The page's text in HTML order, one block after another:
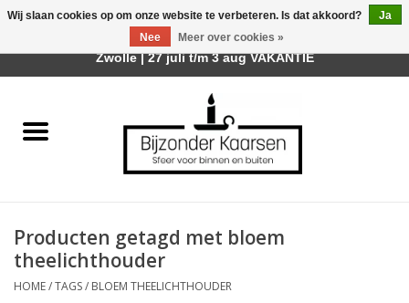
Räder Design Stories
Geurkaarsen
Tafelhaarden
Producten getagd met bloem
theelichthouder
HOME/TAGS/ BLOEM THEELICHTHOUDER
Wij slaan cookies op om onze website te verbeteren. Is dat akkoord?
Ja
Nee
Meer over cookies »
Afhalen is mogelijk bij mijn winkel Trotz | Belvederelaan 107
Zwolle | 27 juli t/m 3 aug VAKANTIE